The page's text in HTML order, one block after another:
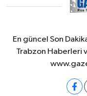
En güncel Son
Trabzon Haberleri